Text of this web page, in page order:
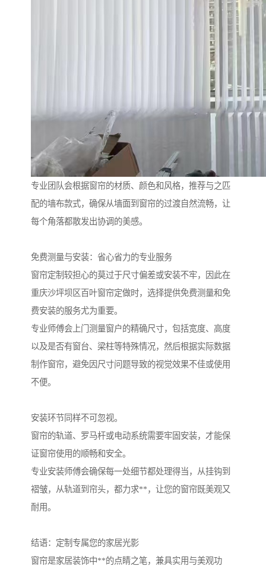
专业团队会根据窗帘的材质、颜色和风格，推荐与之匹
配的墙布款式，确保从墙面到窗帘的过渡自然流畅，让
每个角落都散发出协调的美感。
免费测量与安装：省心省力的专业服务
窗帘定制较担心的莫过于尺寸偏差或安装不牢，因此在
重庆沙坪坝区百叶窗帘定做时，选择提供免费测量和免
费安装的服务尤为重要。
专业师傅会上门测量窗户的精确尺寸，包括宽度、高度
以及是否有窗台、梁柱等特殊情况，然后根据实际数据
制作窗帘，避免因尺寸问题导致的视觉效果不佳或使用
不便。
安装环节同样不可忽视。
窗帘的轨道、罗马杆或电动系统需要牢固安装，才能保
证窗帘使用的顺畅和安全。
专业安装师傅会确保每一处细节都处理得当，从挂钩到
褶皱，从轨道到帘头，都力求**，让您的窗帘既美观又
耐用。
结语：定制专属您的家居光影
窗帘是家居装饰中**的点睛之笔，兼具实用与美观功